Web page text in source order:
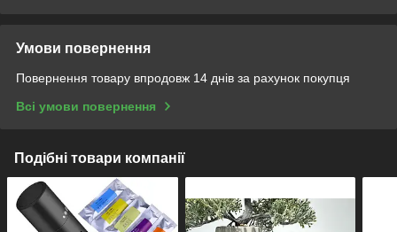
Умови повернення
Повернення товару впродовж 14 днів за рахунок покупця
Всі умови повернення
Подібні товари компанії